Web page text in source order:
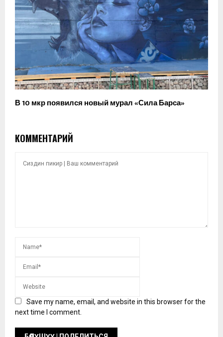
В 10 мкр появился новый мурал «Сила Барса»
КОММЕНТАРИЙ
Save my name, email, and website in this browser for the
next time I comment.